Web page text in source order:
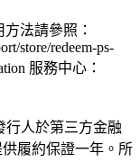
方法請參照：
store/redeem-ps-
服務中心：
行人於第三方金融
履約保證一年。所